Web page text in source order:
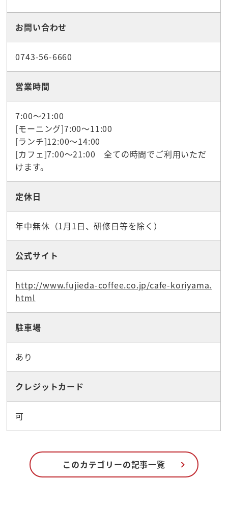
お問い合わせ
0743-56-6660
営業時間
7:00～21:00
[モーニング]7:00～11:00
[ランチ]12:00～14:00
[カフェ]7:00～21:00 全ての時間でご利用いただ
けます。
定休日
年中無休（1月1日、研修日等を除く）
公式サイト
http://www.fujieda-coffee.co.jp/cafe-koriyama.
html
駐車場
あり
クレジットカード
可
このカテゴリーの記事一覧